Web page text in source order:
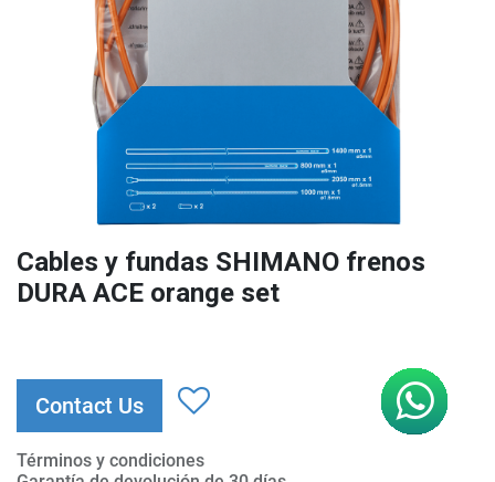
Cables y fundas SHIMANO frenos
DURA ACE orange set
Contact Us
Términos y condiciones